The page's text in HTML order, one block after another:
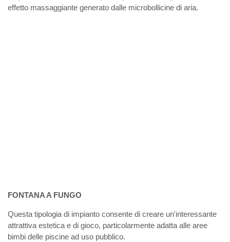
effetto massaggiante generato dalle microbollicine di aria.
FONTANA A FUNGO
Questa tipologia di impianto consente di creare un'interessante
attrattiva estetica e di gioco, particolarmente adatta alle aree
bimbi delle piscine ad uso pubblico.